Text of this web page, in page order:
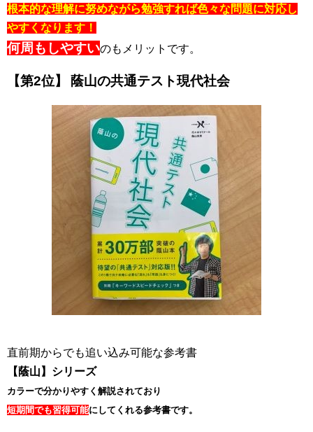
根本的な理解に努めながら勉強すれば色々な問題に対応し
やすくなります！
何周もしやすいのもメリットです。
【第2位】 蔭山の共通テスト現代社会
直前期からでも追い込み可能な参考書
【蔭山】シリーズ
カラーで分かりやすく解説されており
短期間でも習得可能にしてくれる参考書です。